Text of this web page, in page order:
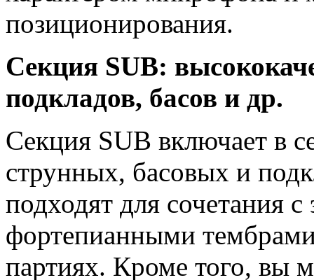
позиционирования.
Секция SUB:
подкладов, басов и др.
Секция SUB включает в
струнных, басовых и
подходят для сочетания
фортепианными
партиях. Кроме того, вы